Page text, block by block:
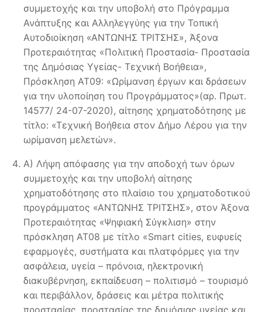
συμμετοχής και την υποβολή στο Πρόγραμμα
Ανάπτυξης και Αλληλεγγύης για την Τοπική
Αυτοδιοίκηση «ΑΝΤΩΝΗΣ ΤΡΙΤΣΗΣ», Άξονα
Προτεραιότητας «Πολιτική Προστασία- Προστασία
της Δημόσιας Υγείας- Τεχνική Βοήθεια»,
Πρόσκληση ΑΤ09: «Ωρίμανση έργων και δράσεων
για την υλοποίηση του Προγράμματος»(αρ. Πρωτ.
14577/ 24-07-2020), αίτησης χρηματοδότησης με
τίτλο: «Τεχνική Βοήθεια στον Δήμο Λέρου για την
ωρίμανση μελετών».
Α) Λήψη απόφασης για την αποδοχή των όρων
συμμετοχής και την υποβολή αίτησης
χρηματοδότησης στο πλαίσιο του χρηματοδοτικού
προγράμματος «ΑΝΤΩΝΗΣ ΤΡΙΤΣΗΣ», στον Άξονα
Προτεραιότητας «Ψηφιακή Σύγκλιση» στην
πρόσκληση ΑΤ08 με τίτλο «Smart cities, ευφυείς
εφαρμογές, συστήματα και πλατφόρμες για την
ασφάλεια, υγεία – πρόνοια, ηλεκτρονική
διακυβέρνηση, εκπαίδευση – πολιτισμό – τουρισμό
και περιβάλλον, δράσεις και μέτρα πολιτικής
προστασίας, προστασίας της δημόσιας υγείας και